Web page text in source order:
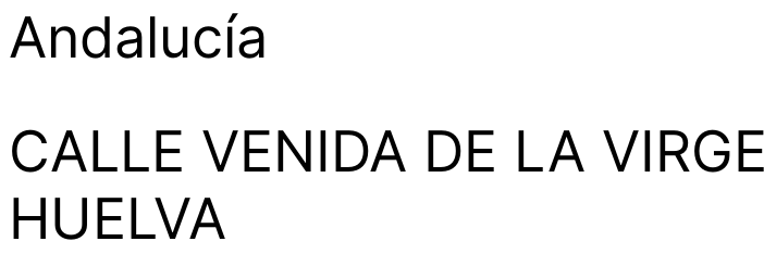
Andalucía
CALLE VENIDA DE LA
HUELVA